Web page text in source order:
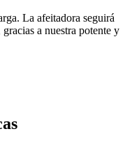
La afeitadora seguirá
a nuestra potente y